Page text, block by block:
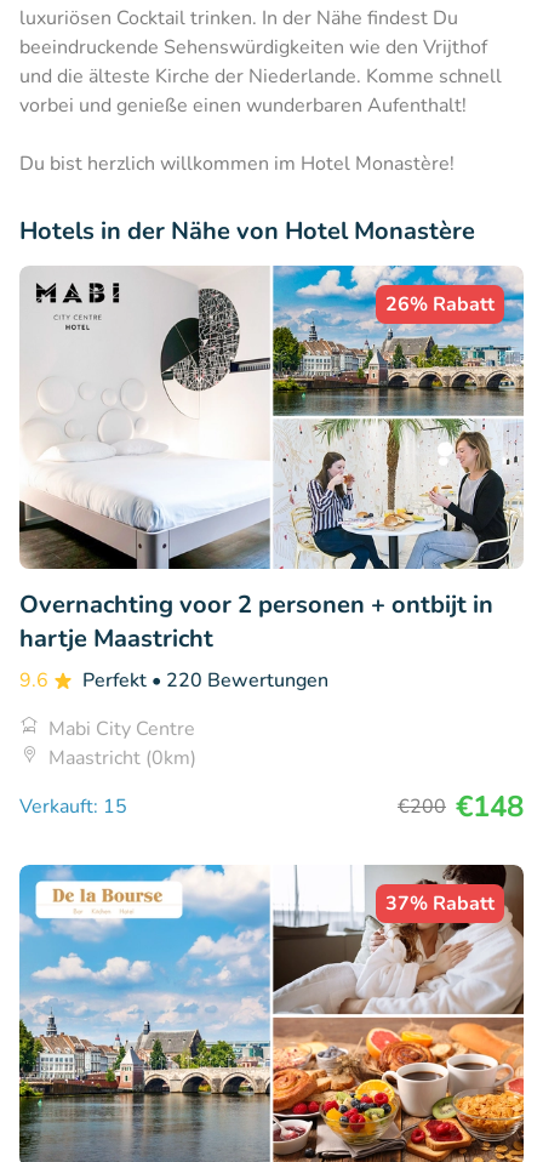
luxuriösen Cocktail trinken. In der Nähe findest Du
beeindruckende Sehenswürdigkeiten wie den Vrijthof
und die älteste Kirche der Niederlande. Komme schnell
vorbei und genieße einen wunderbaren Aufenthalt!
Du bist herzlich willkommen im Hotel Monastère!
Hotels in der Nähe von Hotel Monastère
26% Rabatt
Overnachting voor 2 personen + ontbijt in
hartje Maastricht
9.6 Perfekt • 220 Bewertungen
Mabi City Centre
Maastricht (0km)
Verkauft: 15
€200 €148
37% Rabatt